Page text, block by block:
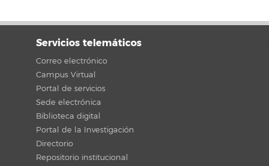
Servicios telemáticos
Correo electrónico
Campus Virtual
Portal de servicios
Sede electrónica
Biblioteca digital
Portal de la Investigación
Directorio
Repositorio institucional